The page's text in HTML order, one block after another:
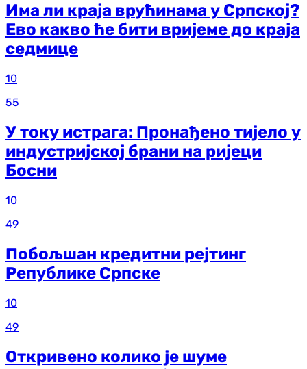
Има ли краја врућинама у Српској?
Ево какво ће бити вријеме до краја
седмице
10
55
У току истрага: Пронађено тијело у
индустријској брани на ријеци
Босни
10
49
Побољшан кредитни рејтинг
Републике Српске
10
49
Откривено колико је шуме